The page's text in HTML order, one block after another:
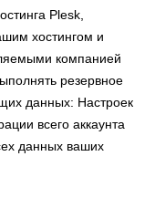
Plesk,
хостингом и
компанией
резервное
данных: Настроек
всего аккаунта
данных ваших